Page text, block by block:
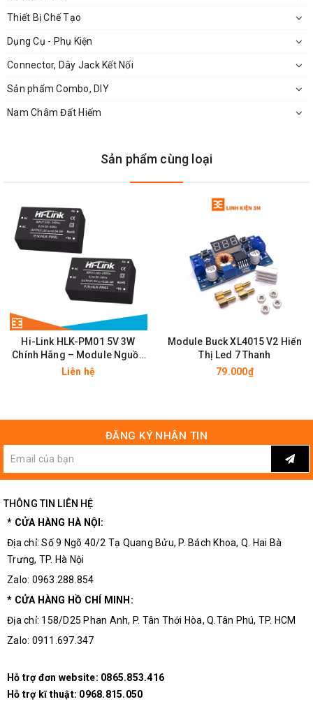
Các bạn cấp nguồn trong khoảng 3-30VDC hoặc 3-
20VAC như hình vẽ.Điện áp ra sẽ là dòng điện một
chiều, giá trị hiển thị trên vôn kế và có thể thay đổi bằng
Xem thêm:Hướng dẫn tự chế bộ nguồn mini có thể
Thiết Bị Chế Tạo
Dụng Cụ - Phụ Kiện
Connector, Dây Jack Kết Nối
Sản phẩm Combo, DIY
Nam Châm Đất Hiếm
Sản phẩm cùng loại
Hi-Link HLK-PM01 5V 3W
Chính Hãng – Module Nguồn
Cách Ly AC-DC Cao Cấp
Liên hệ
Module Buck XL4015 V2 Hiển
Thị Led 7 Thanh
79.000₫
ĐĂNG KÝ NHẬN TIN
THÔNG TIN LIÊN HỆ
* CỬA HÀNG HÀ NỘI:
Địa chỉ: Số 9 Ngõ 40/2 Tạ Quang Bửu, P. Bách Khoa, Q. Hai Bà
Trưng, TP. Hà Nội
Zalo: 0963.288.854
* CỬA HÀNG HỒ CHÍ MINH:
Địa chỉ: 158/D25 Phan Anh, P. Tân Thới Hòa, Q.Tân Phú, TP. HCM
Zalo: 0911.697.347
Hỗ trợ đơn website: 0865.853.416
Hỗ trợ kĩ thuật: 0968.815.050